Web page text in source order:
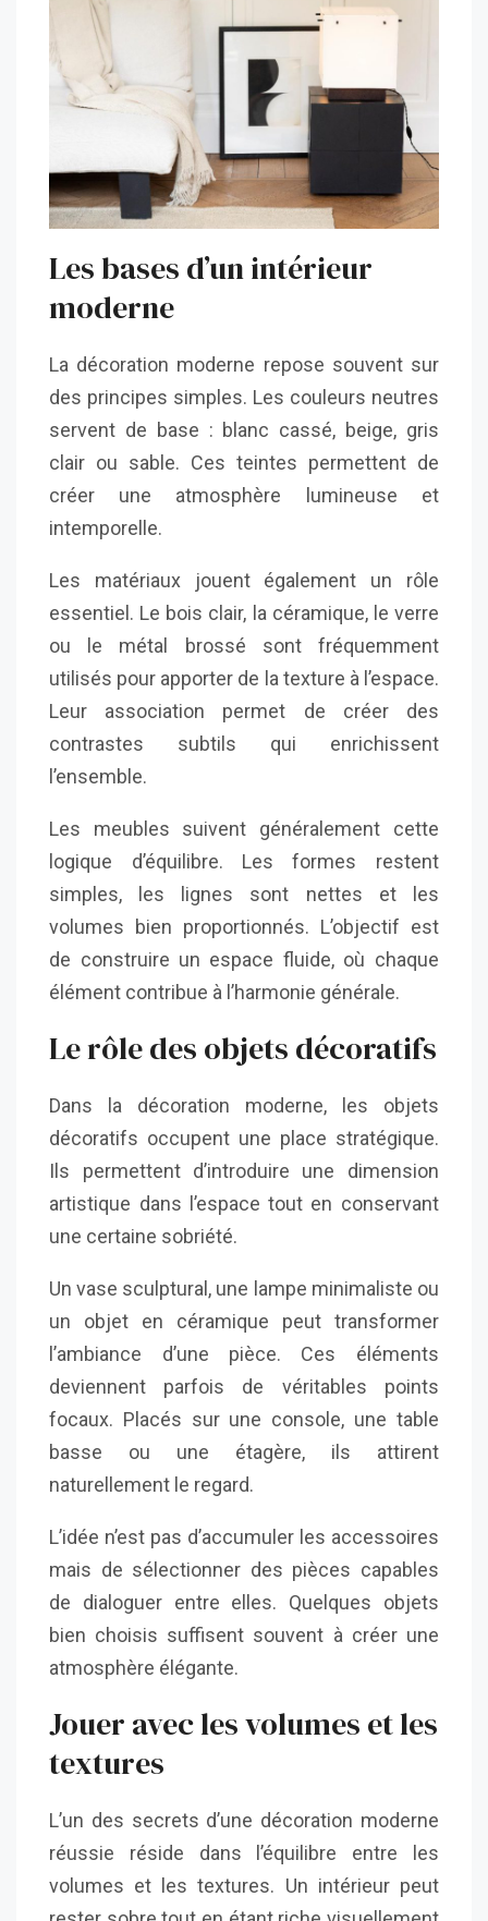
Les bases d’un intérieur
moderne
La décoration moderne repose souvent sur
des principes simples. Les couleurs neutres
servent de base : blanc cassé, beige, gris
clair ou sable. Ces teintes permettent de
créer une atmosphère lumineuse et
intemporelle.
Les matériaux jouent également un rôle
essentiel. Le bois clair, la céramique, le verre
ou le métal brossé sont fréquemment
utilisés pour apporter de la texture à l’espace.
Leur association permet de créer des
contrastes subtils qui enrichissent
l’ensemble.
Les meubles suivent généralement cette
logique d’équilibre. Les formes restent
simples, les lignes sont nettes et les
volumes bien proportionnés. L’objectif est
de construire un espace fluide, où chaque
élément contribue à l’harmonie générale.
Le rôle des objets décoratifs
Dans la décoration moderne, les objets
décoratifs occupent une place stratégique.
Ils permettent d’introduire une dimension
artistique dans l’espace tout en conservant
une certaine sobriété.
Un vase sculptural, une lampe minimaliste ou
un objet en céramique peut transformer
l’ambiance d’une pièce. Ces éléments
deviennent parfois de véritables points
focaux. Placés sur une console, une table
basse ou une étagère, ils attirent
naturellement le regard.
L’idée n’est pas d’accumuler les accessoires
mais de sélectionner des pièces capables
de dialoguer entre elles. Quelques objets
bien choisis suffisent souvent à créer une
atmosphère élégante.
Jouer avec les volumes et les
textures
L’un des secrets d’une décoration moderne
réussie réside dans l’équilibre entre les
volumes et les textures. Un intérieur peut